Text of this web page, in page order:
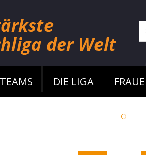
TEAMS DIE LIGA